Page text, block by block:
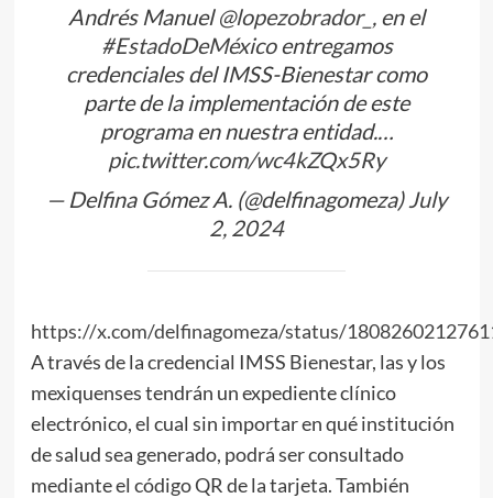
Andrés Manuel@lopezobrador_ , en el
#EstadoDeMéxicoentregamos
credenciales del IMSS-Bienestar como
parte de la implementación de este
programa en nuestra entidad.…
pic.twitter.com/wc4kZQx5Ry
— Delfina Gómez A. (@delfinagomeza)July
2, 2024
https://x.com/delfinagomeza/status/
A través de la credencial IMSS Bienestar, las y los
mexiquenses tendrán un expediente clínico
electrónico, el cual sin importar en qué institución
de salud sea generado, podrá ser consultado
mediante el código QR de la tarjeta. También